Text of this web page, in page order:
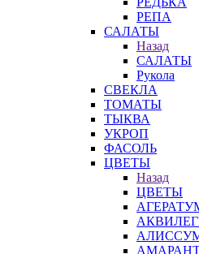
РЕПА
САЛАТЫ
Назад
САЛАТЫ
Рукола
СВЕКЛА
ТОМАТЫ
ТЫКВА
УКРОП
ФАСОЛЬ
ЦВЕТЫ
Назад
ЦВЕТЫ